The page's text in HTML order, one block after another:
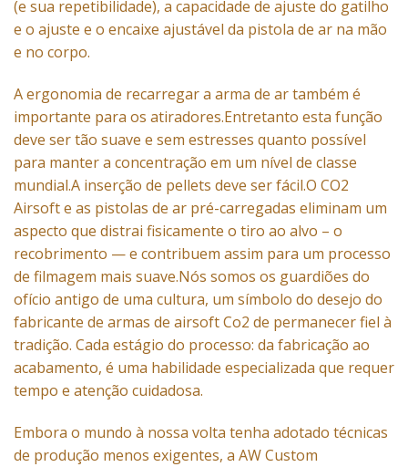
(e sua repetibilidade), a capacidade de ajuste do gatilho
e o ajuste e o encaixe ajustável da pistola de ar na mão
e no corpo.
A ergonomia de recarregar a arma de ar também é
importante para os atiradores.Entretanto esta função
deve ser tão suave e sem estresses quanto possível
para manter a concentração em um nível de classe
mundial.A inserção de pellets deve ser fácil.O CO2
Airsoft e as pistolas de ar pré-carregadas eliminam um
aspecto que distrai fisicamente o tiro ao alvo – o
recobrimento — e contribuem assim para um processo
de filmagem mais suave.Nós somos os guardiões do
ofício antigo de uma cultura, um símbolo do desejo do
fabricante de armas de airsoftCo2 de permanecer fiel à
tradição. Cada estágio do processo: da fabricação ao
acabamento, é uma habilidade especializada que requer
tempo e atenção cuidadosa.
Embora o mundo à nossa volta tenha adotado técnicas
de produção menos exigentes, a AW Custom